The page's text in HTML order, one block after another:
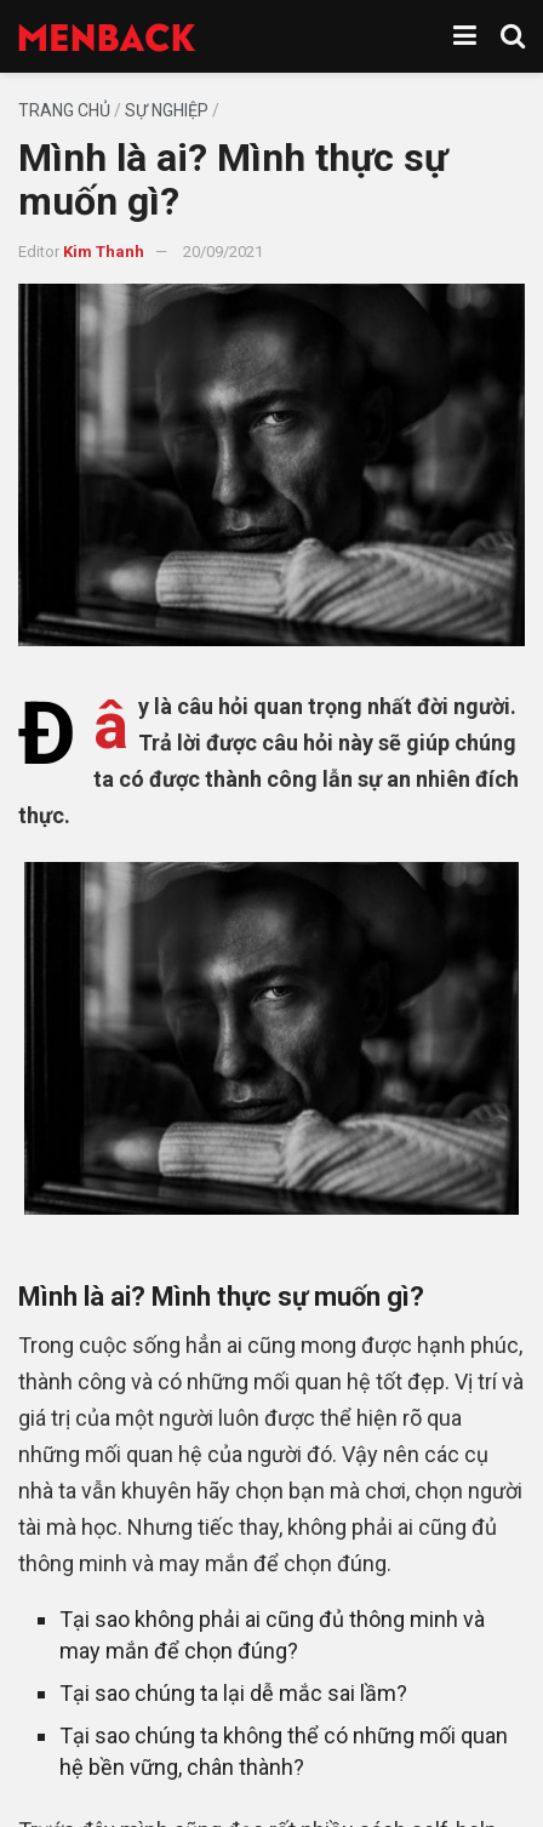
TRANG CHỦ / SỰ NGHIỆP /
Mình là ai? Mình thực sự
muốn gì?
Editor Kim Thanh 20/09/2021
Đ â y là câu hỏi quan trọng nhất đời người.
Trả lời được câu hỏi này sẽ giúp chúng
ta có được thành công lẫn sự an nhiên đích
thực.
Mình là ai? Mình thực sự muốn gì?
Trong cuộc sống hẳn ai cũng mong được hạnh phúc,
thành công và có những mối quan hệ tốt đẹp. Vị trí và
giá trị của một người luôn được thể hiện rõ qua
những mối quan hệ của người đó. Vậy nên các cụ
nhà ta vẫn khuyên hãy chọn bạn mà chơi, chọn người
tài mà học. Nhưng tiếc thay, không phải ai cũng đủ
thông minh và may mắn để chọn đúng.
Tại sao không phải ai cũng đủ thông minh và
may mắn để chọn đúng?
Tại sao chúng ta lại dễ mắc sai lầm?
Tại sao chúng ta không thể có những mối quan
hệ bền vững, chân thành?